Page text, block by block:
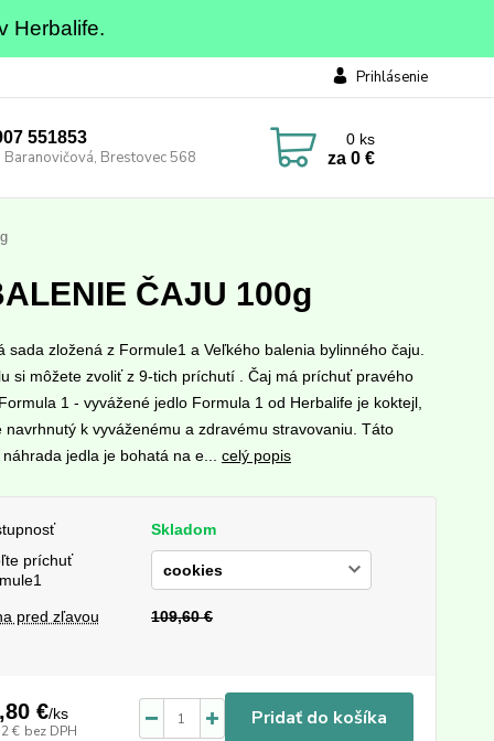
Herbalife.
Prihlásenie
551853
Baranovičová, Brestovec 568
0 ks
za 0 €
ČAJU 100g
sada zložená z Formule1 a Veľkého balenia bylinného čaju.
si môžete zvoliť z 9-tich príchutí . Čaj má príchuť pravého
1 - vyvážené jedlo Formula 1 od Herbalife je koktejl,
navrhnutý k vyváženému a zdravému stravovaniu. Táto
jedla je bohatá na e... celý popis
Skladom
príchuť
pred zľavou 109,60 €
€/ks
€ bez DPH
Pridať do košíka